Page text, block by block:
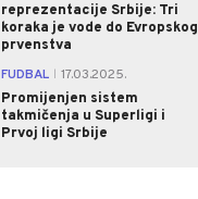
reprezentacije Srbije: Tri
koraka je vode do Evropskog
prvenstva
FUDBAL
17.03.2025.
Promijenjen sistem
takmičenja u Superligi i
Prvoj ligi Srbije